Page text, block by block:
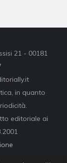
21 - 00181
in quanto
editoriale ai